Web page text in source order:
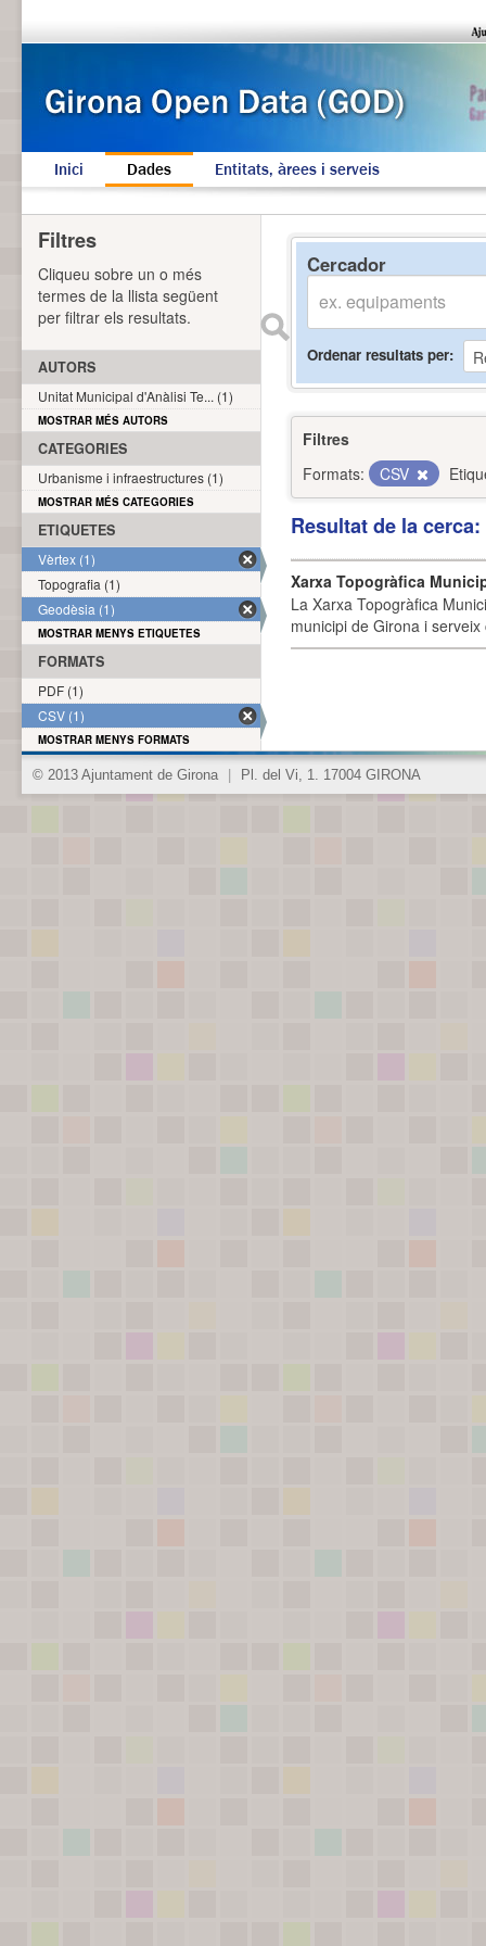
Inici Dades Entitats, àrees i serveis
Cercador
Ordenar resultats per
Filtres
Formats:
CSV
Resultat de la
Xarxa Topogràfica
La Xarxa Topogràfica
municipi de Girona i
Filtres
Cliqueu sobre un o més
termes de la llista següent
per filtrar els resultats.
AUTORS
Unitat Municipal d'Anàlisi Te... (1)
MOSTRAR MÉS AUTORS
CATEGORIES
Urbanisme i infraestructures (1)
MOSTRAR MÉS CATEGORIES
ETIQUETES
Vèrtex (1)
Topografia (1)
Geodèsia (1)
MOSTRAR MENYS ETIQUETES
FORMATS
PDF (1)
CSV (1)
MOSTRAR MENYS FORMATS
© 2013 Ajuntament de Girona Pl. del Vi, 1. 17004 GIRONA